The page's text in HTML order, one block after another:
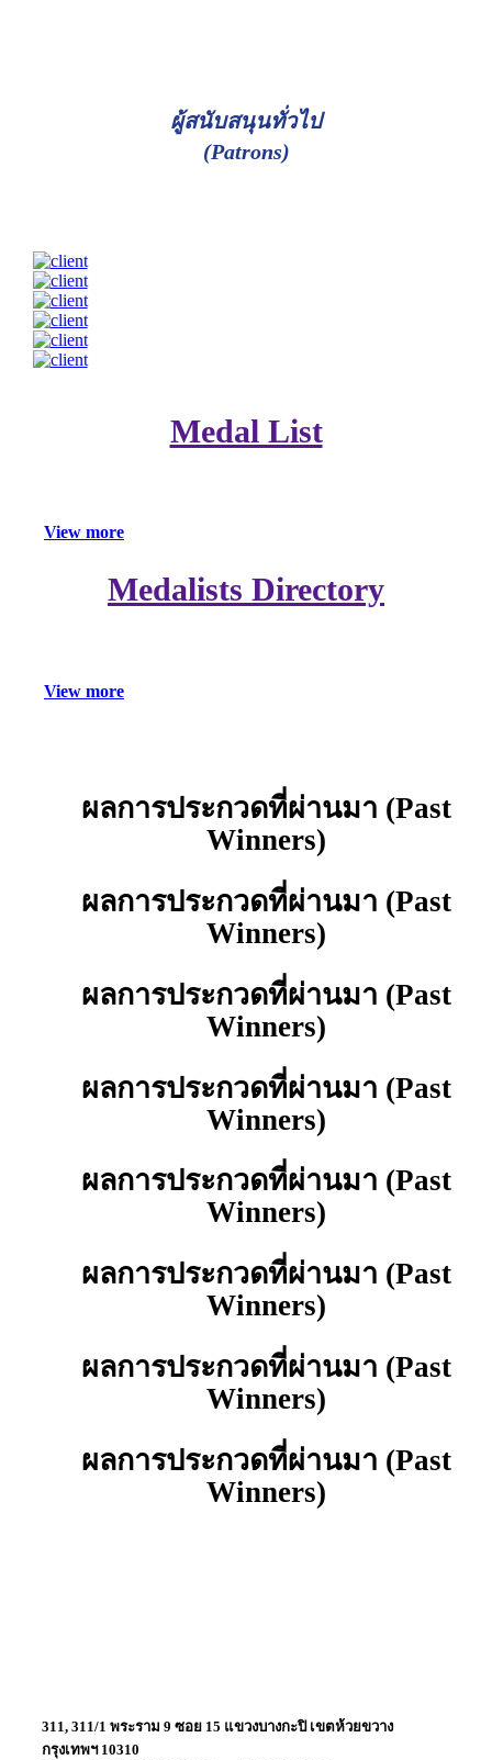
ผู้สนับสนุนทั่วไป
(Patrons)
Medal List
View more
Medalists Directory
View more
ผลการประกวดที่ผ่านมา (Past
Winners)
ผลการประกวดที่ผ่านมา (Past
Winners)
ผลการประกวดที่ผ่านมา (Past
Winners)
ผลการประกวดที่ผ่านมา (Past
Winners)
ผลการประกวดที่ผ่านมา (Past
Winners)
ผลการประกวดที่ผ่านมา (Past
Winners)
ผลการประกวดที่ผ่านมา (Past
Winners)
ผลการประกวดที่ผ่านมา (Past
Winners)
311, 311/1 พระราม 9 ซอย 15 แขวงบางกะปิ เขตห้วยขวาง
กรุงเทพฯ 10310